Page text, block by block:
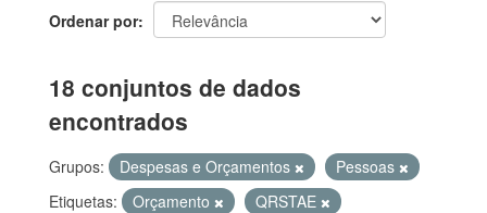
Ordenar por
18 conjuntos de dados
encontrados
Grupos: Despesas e Orçamentos
Pessoas
Etiquetas:
Orçamento
QRSTAE